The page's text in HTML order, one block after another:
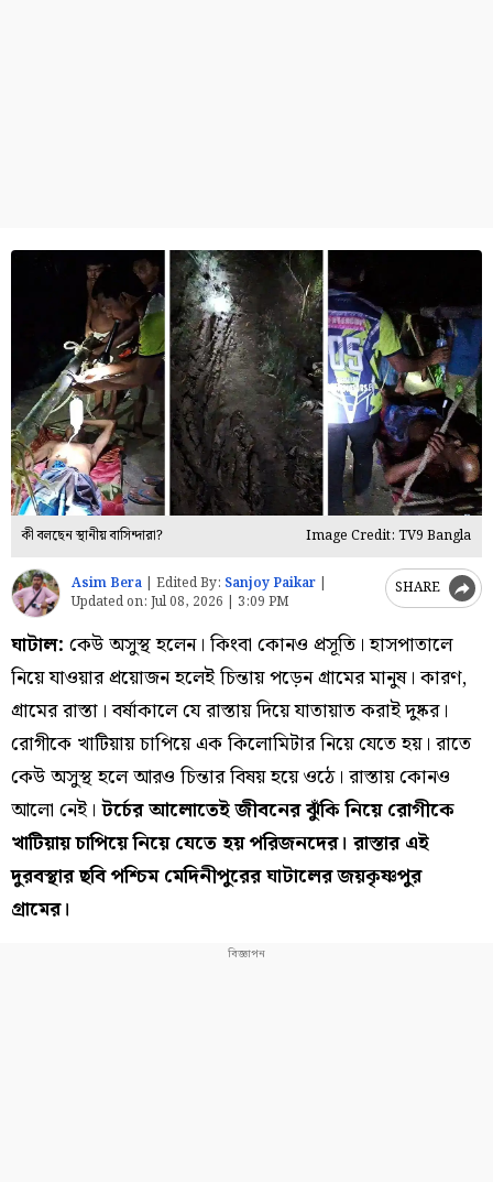
কী বলছেন স্থানীয় বাসিন্দারা? Image Credit: TV9 Bangla
Asim Bera Edited By: Sanjoy Paikar
Updated on: Jul 08, 2026 | 3:09 PM
SHARE
ঘাটাল: কেউ অসুস্থ হলেন। কিংবা কোনও প্রসূতি। হাসপাতালে
নিয়ে যাওয়ার প্রয়োজন হলেই চিন্তায় পড়েন গ্রামের মানুষ। কারণ,
গ্রামের রাস্তা। বর্ষাকালে যে রাস্তায় দিয়ে যাতায়াত করাই দুষ্কর।
রোগীকে খাটিয়ায় চাপিয়ে এক কিলোমিটার নিয়ে যেতে হয়। রাতে
কেউ অসুস্থ হলে আরও চিন্তার বিষয় হয়ে ওঠে। রাস্তায় কোনও
আলো নেই। টর্চের আলোতেই জীবনের ঝুঁকি নিয়ে রোগীকে
খাটিয়ায় চাপিয়ে নিয়ে যেতে হয় পরিজনদের। রাস্তার এই
দুরবস্থার ছবি পশ্চিম মেদিনীপুরের ঘাটালের জয়কৃষ্ণপুর
গ্রামের।